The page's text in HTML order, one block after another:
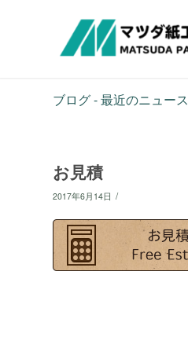
ブログ - 最近のニュース
お見積
2017年6月14日 /